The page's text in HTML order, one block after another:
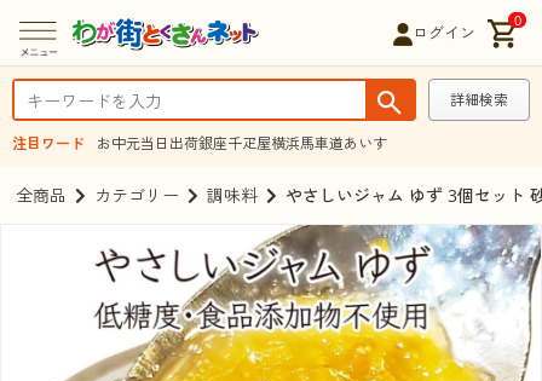
ログイン
0
詳細検索
注目ワード お中元当日出荷銀座千疋屋横浜馬車道あいす
全商品 カテゴリー 調味料 やさしいジャム ゆず 3個セット